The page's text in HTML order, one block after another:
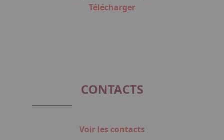
Télécharger
CONTACTS
Voir les contacts